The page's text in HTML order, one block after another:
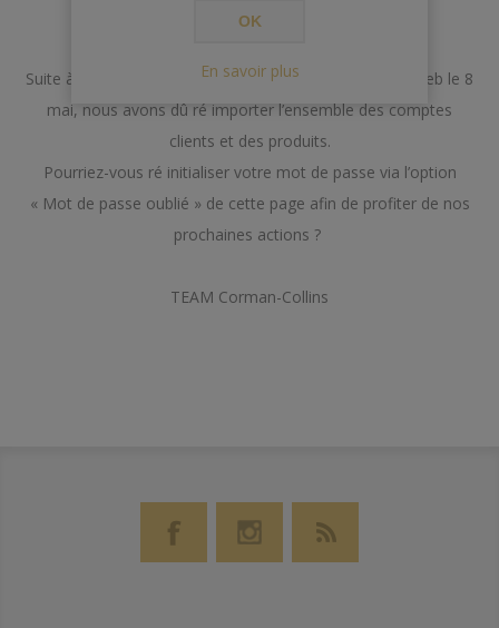
Suite à un incident lors de la mise à jour de notre site web le 8
mai, nous avons dû ré importer l’ensemble des comptes
clients et des produits.
Pourriez-vous ré initialiser votre mot de passe via l’option
« Mot de passe oublié » de cette page afin de profiter de nos
prochaines actions ?
TEAM Corman-Collins
OK
En savoir plus